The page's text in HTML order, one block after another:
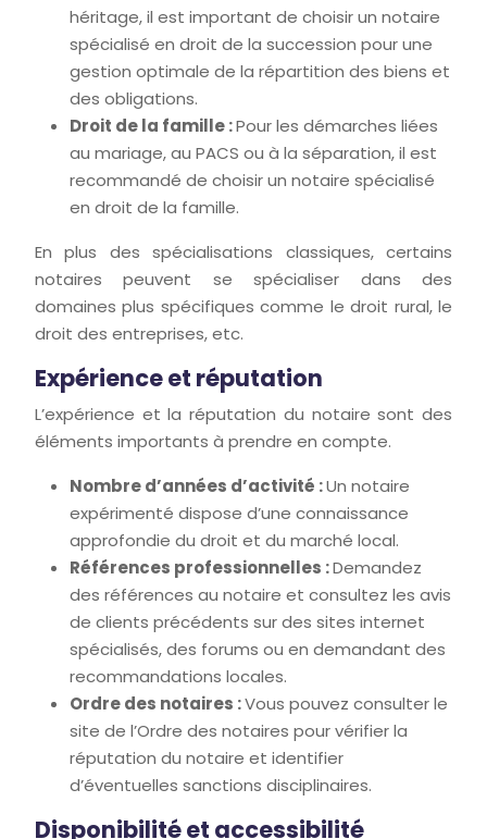
héritage, il est important de choisir un notaire
spécialisé en droit de la succession pour une
gestion optimale de la répartition des biens et
des obligations.
Droit de la famille :Pour les démarches liées
au mariage, au PACS ou à la séparation, il est
recommandé de choisir un notaire spécialisé
en droit de la famille.
En plus des spécialisations classiques, certains
notaires peuvent se spécialiser dans des
domaines plus spécifiques comme le droit rural, le
droit des entreprises, etc.
Expérience et réputation
L’expérience et la réputation du notaire sont des
éléments importants à prendre en compte.
Nombre d’années d’activité :Un notaire
expérimenté dispose d’une connaissance
approfondie du droit et du marché local.
Références professionnelles :Demandez
des références au notaire et consultez les avis
de clients précédents sur des sites internet
spécialisés, des forums ou en demandant des
recommandations locales.
Ordre des notaires :Vous pouvez consulter le
site de l’Ordre des notaires pour vérifier la
réputation du notaire et identifier
d’éventuelles sanctions disciplinaires.
Disponibilité et accessibilité